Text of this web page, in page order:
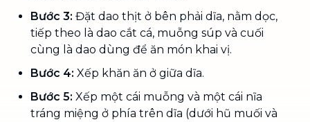
Bước 3: Đặt dao thịt ở bên phải dĩa, nằm dọc,
tiếp theo là dao cắt cá, muỗng súp và cuối
cùng là dao dùng để ăn món khai vị.
Bước 4: Xếp khăn ăn ở giữa dĩa.
Bước 5: Xếp một cái muỗng và một cái nĩa
tráng miệng ở phía trên dĩa (dưới hũ muối và